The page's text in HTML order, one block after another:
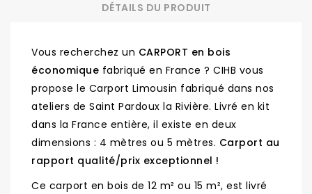
DÉTAILS DU PRODUIT
Vous recherchez un CARPORT en bois
économique fabriqué en France ? CIHB vous
propose le Carport Limousin fabriqué dans nos
ateliers de Saint Pardoux la Rivière. Livré en kit
dans la France entière, il existe en deux
dimensions : 4 mètres ou 5 mètres. Carport au
rapport qualité/prix exceptionnel !
Ce carport en bois de 12 m² ou 15 m², est livré